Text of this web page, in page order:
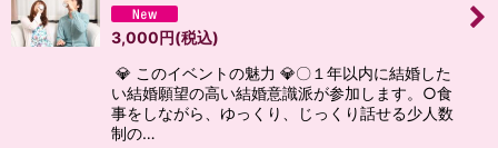
3,000 円(税込)
💎 このイベントの魅力 💎〇１年以内に結婚した
い結婚願望の高い結婚意識派が参加します。○食
事をしながら、ゆっくり、じっくり話せる少人数
制の…